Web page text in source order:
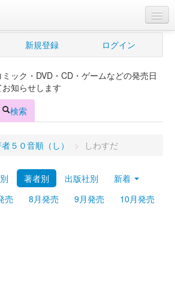
新規登録 ログイン
ック・DVD・CD・ゲームなどの発売日
お知らせします
検索
５０音順（し） > しわすだ
著者別 出版社別
新着
売 8月発売 9月発売 10月発売